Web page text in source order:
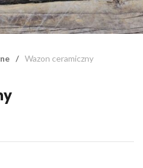
/ Wazon ceramiczny